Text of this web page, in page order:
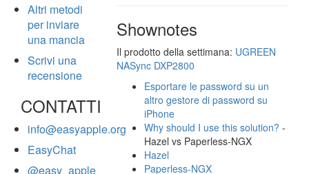
Altri metodi
per inviare
una mancia
Scrivi una
recensione
CONTATTI
info@easyapple.org
EasyChat
@easy_apple
Shownotes
Il prodotto della settimana: UGREEN
NASync DXP2800
Esportare le password su un
altro gestore di password su
iPhone
Why should I use this solution? -
Hazel vs Paperless-NGX
Hazel
Paperless-NGX